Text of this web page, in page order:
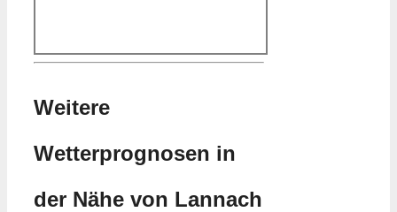
Weitere
Wetterprognosen in
der Nähe von Lannach